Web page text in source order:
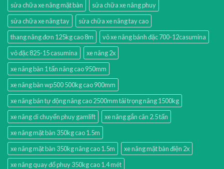
sửa chữa xe nâng mặt bàn
sửa chữa xe nâng phuy
sửa chữa xe nâng tay
sửa chữa xe nâng tay cao
thang nâng đơn 125kg cao 8m
vỏ xe nâng bánh đặc 700-12casumina
vỏ đặc 825-15 casumina
xe nâng 2x
xe nâng bàn 1 tấn nâng cao 950mm
xe nâng bàn wp500 500kg cao 900mm
xe nâng bán tự động nâng cao 2500mm tải trọng nâng 1500kg
xe nâng di chuyển phuy gamlift
xe nâng gắn cân 2.5 tấn
xe nâng mặt bàn 350kg cao 1.5m
xe nâng mặt bàn 350kg nâng cao 1.5m
xe nâng mặt bàn điện 2x
xe nâng quay đổ phuy 350kg cao 1.4 mét